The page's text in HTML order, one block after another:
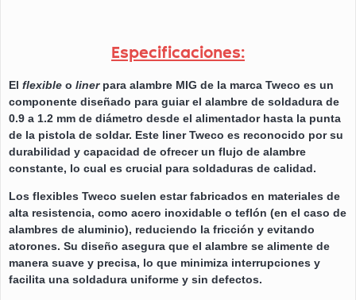
Especificaciones:
El flexible o linerpara alambre MIG de la marca Tweco es un
componente diseñado para guiar el alambre de soldadura de
0.9 a 1.2 mm de diámetro desde el alimentador hasta la punta
de la pistola de soldar. Este liner Tweco es reconocido por su
durabilidad y capacidad de ofrecer un flujo de alambre
constante, lo cual es crucial para soldaduras de calidad.
Los flexibles Tweco suelen estar fabricados en materiales de
alta resistencia, como acero inoxidable o teflón (en el caso de
alambres de aluminio), reduciendo la fricción y evitando
atorones. Su diseño asegura que el alambre se alimente de
manera suave y precisa, lo que minimiza interrupciones y
facilita una soldadura uniforme y sin defectos.